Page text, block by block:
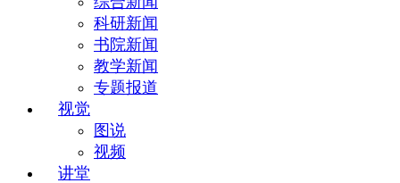
科研新闻
书院新闻
教学新闻
专题报道
视觉
图说
视频
讲堂